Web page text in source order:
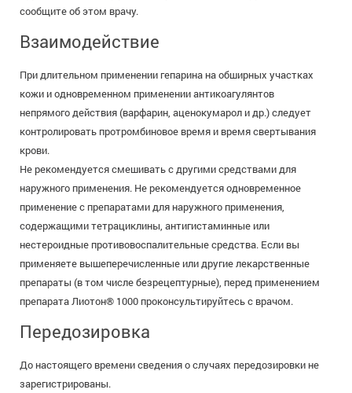
сообщите об этом врачу.
Взаимодействие
При длительном применении гепарина на обширных участках
кожи и одновременном применении антикоагулянтов
непрямого действия (варфарин, аценокумарол и др.) следует
контролировать протромбиновое время и время свертывания
крови.
Не рекомендуется смешивать с другими средствами для
наружного применения. Не рекомендуется одновременное
применение с препаратами для наружного применения,
содержащими тетрациклины, антигистаминные или
нестероидные противовоспалительные средства. Если вы
применяете вышеперечисленные или другие лекарственные
препараты (в том числе безрецептурные), перед применением
препарата Лиотон® 1000 проконсультируйтесь с врачом.
Передозировка
До настоящего времени сведения о случаях передозировки не
зарегистрированы.